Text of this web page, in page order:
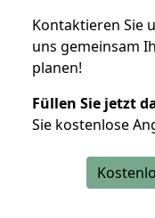
Kontaktieren Sie
uns gemeinsam
planen!
Füllen Sie jetzt
Sie kostenlose